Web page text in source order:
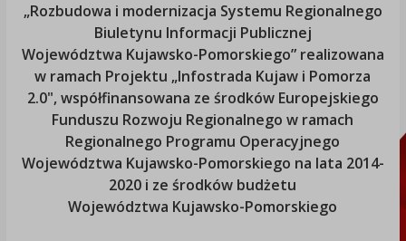
„Rozbudowa i modernizacja Systemu Regionalnego
Biuletynu Informacji Publicznej
Województwa Kujawsko-Pomorskiego” realizowana
w ramach Projektu „Infostrada Kujaw i Pomorza
2.0", współfinansowana ze środków Europejskiego
Funduszu Rozwoju Regionalnego w ramach
Regionalnego Programu Operacyjnego
Województwa Kujawsko-Pomorskiego na lata 2014-
2020 i ze środków budżetu
Województwa Kujawsko-Pomorskiego